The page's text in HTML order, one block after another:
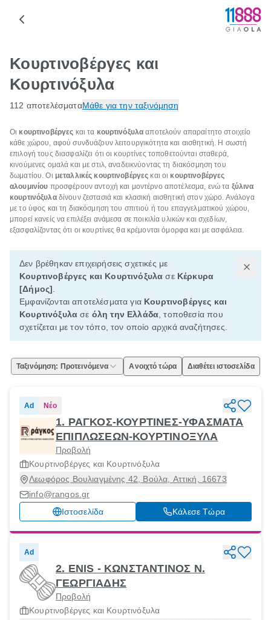
Κουρτινοβέργες και
Κουρτινόξυλα
112 αποτελέσματαΜάθε για την ταξινόμηση
Οι κουρτινοβέργες και τα κουρτινόξυλα αποτελούν απαραίτητο στοιχείο
κάθε χώρου, αφού συνδυάζουν λειτουργικότητα και αισθητική. Η σωστή
επιλογή τους διασφαλίζει ότι οι κουρτίνες τοποθετούνται σταθερά,
κινούμενες ομαλά και με στιλ, αναδεικνύοντας τη διακόσμηση του
δωματίου. Οι μεταλλικές κουρτινοβέργεςκαι οι κουρτινοβέργες
αλουμινίου προσφέρουν αντοχή και μοντέρνο αποτέλεσμα, ενώ τα ξύλινα
κουρτινόξυλα δίνουν ζεστασιά και κλασική αισθητική στον χώρο. Ανάλογα
με το ύφος και τη διακόσμηση του σπιτιού ή του επαγγελματικού χώρου,
μπορεί κανείς να επιλέξει ανάμεσα σε ποικιλία υλικών και σχεδίων,
εξασφαλίζοντας ότι οι κουρτίνες θα κρέμονται όμορφα και με ασφάλεια.
Δεν βρέθηκαν επιχειρήσεις σχετικές με
Κουρτινοβέργες και Κουρτινόξυλα σε Κέρκυρα
[Δήμος]
Εμφανίζονται αποτελέσματα για Κουρτινοβέργες και
Κουρτινόξυλα σε όλη την Ελλάδα , τοποθεσία που
σχετίζεται με τον τόπο, τον οποίο αρχικά αναζήτησες.
Ταξινόμηση: Προτεινόμενα Ανοιχτό τώρα Διαθέτει ιστοσελίδα
Ad Νέο
1. ΡΑΓΚΟΣ-ΚΟΥΡΤΙΝΕΣ-ΥΦΑΣΜΑΤΑ
ΕΠΙΠΛΩΣΕΩΝ-ΚΟΥΡΤΙΝΟΞΥΛΑ
Προβολή
Κουρτινοβέργες και Κουρτινόξυλα
Λεωφόρος Βουλιαγμένης 42, Βούλα, Αττική, 16673
info@rangos.gr
Ιστοσελίδα
Κάλεσε Τώρα
Ad
2. ENIS - ΚΩΝΣΤΑΝΤΙΝΟΣ Ν.
ΓΕΩΡΓΙΑΔΗΣ
Προβολή
Κουρτινοβέργες και Κουρτινόξυλα